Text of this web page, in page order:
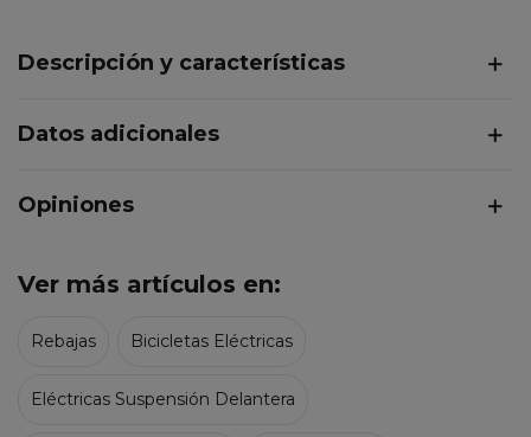
Descripción y características
Datos adicionales
Opiniones
Ver más artículos en:
Rebajas Bicicletas Eléctricas
Eléctricas Suspensión Delantera